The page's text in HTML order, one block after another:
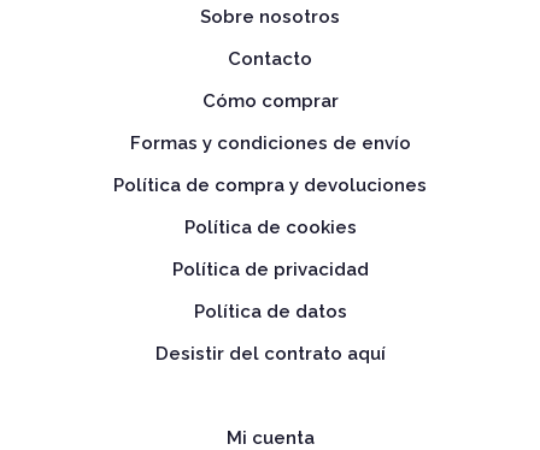
Sobre nosotros
Contacto
Cómo comprar
Formas y condiciones de envío
Política de compra y devoluciones
Política de cookies
Política de privacidad
Política de datos
Desistir del contrato aquí
Mi cuenta